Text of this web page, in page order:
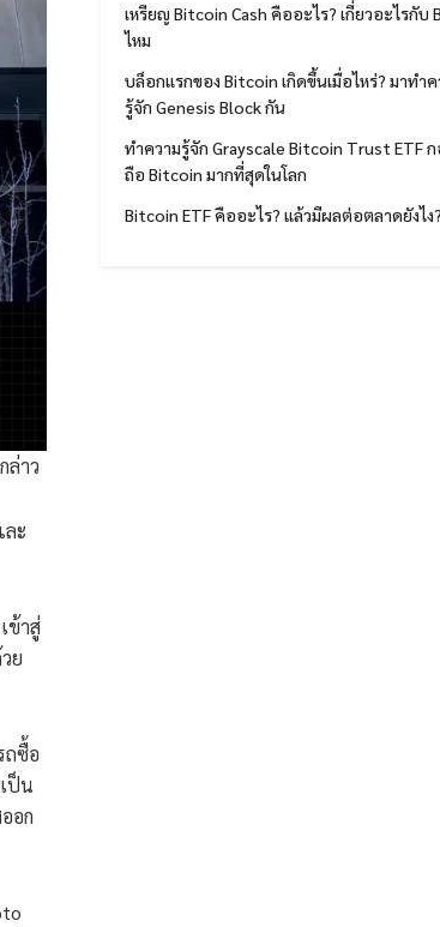
ล่าว
ะ
ข้าสู่
ย
ถซื้อ
ป็น
อก
เหรียญ Bitcoin Cash คืออะไร? เกี่ยวอะไรกับ
ไหม
บล็อกแรกของ Bitcoin เกิดขึ้นเมื่อไหร่? มาทำค
รู้จัก Genesis Block กัน
ทำความรู้จัก Grayscale Bitcoin Trust ETF
ถือ Bitcoin มากที่สุดในโลก
Bitcoin ETF คืออะไร? แล้วมีผลต่อตลาดยังไง?